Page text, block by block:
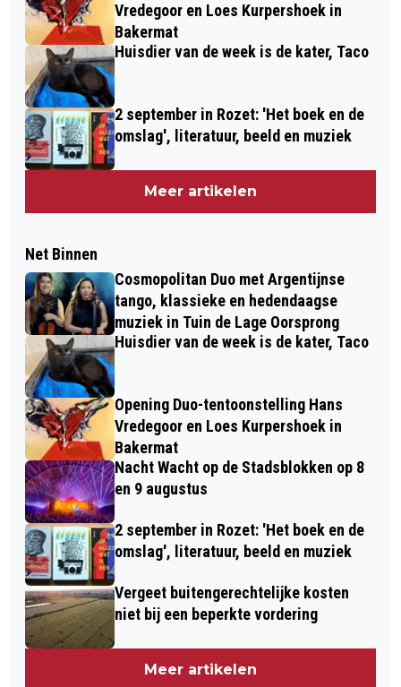
Vredegoor en Loes Kurpershoek in
Bakermat
Huisdier van de week is de kater, Taco
2 september in Rozet: 'Het boek en de
omslag', literatuur, beeld en muziek
Meer artikelen
Net Binnen
Cosmopolitan Duo met Argentijnse
tango, klassieke en hedendaagse
muziek in Tuin de Lage Oorsprong
Huisdier van de week is de kater, Taco
Opening Duo-tentoonstelling Hans
Vredegoor en Loes Kurpershoek in
Bakermat
Nacht Wacht op de Stadsblokken op 8
en 9 augustus
2 september in Rozet: 'Het boek en de
omslag', literatuur, beeld en muziek
Vergeet buitengerechtelijke kosten
niet bij een beperkte vordering
Meer artikelen